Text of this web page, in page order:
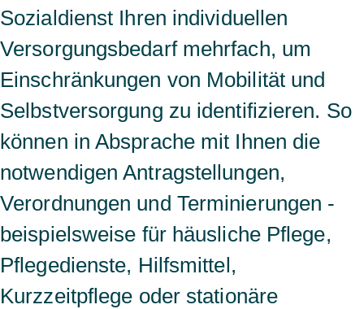
Sozialdienst Ihren individuellen
Versorgungsbedarf mehrfach, um
Einschränkungen von Mobilität und
Selbstversorgung zu identifizieren. So
können in Absprache mit Ihnen die
notwendigen Antragstellungen,
Verordnungen und Terminierungen -
beispielsweise für häusliche Pflege,
Pflegedienste, Hilfsmittel,
Kurzzeitpflege oder stationäre